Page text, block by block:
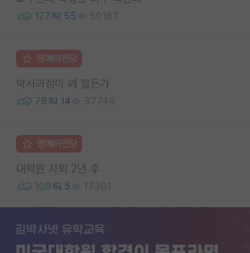
127 55 50167
명예의전당
박사과정이 왜 힘든가
78 14 37749
명예의전당
대학원 자퇴 2년 후
109 5 17301